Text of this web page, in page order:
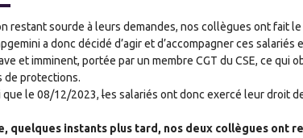
restant sourde à leurs demandes, nos collègues ont fait
a donc décidé d’agir et d’accompagner ces
et imminent, portée par un membre CGT du CSE, ce qui
de protections.
que le 08/12/2023, les salariés ont donc exercé leur droit
quelques instants plus tard, nos deux collègues ont